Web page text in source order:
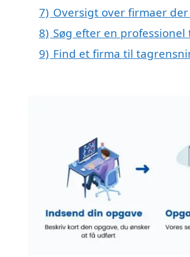
7) Oversigt over firmaer
8) Søg efter en
9) Find et firma til